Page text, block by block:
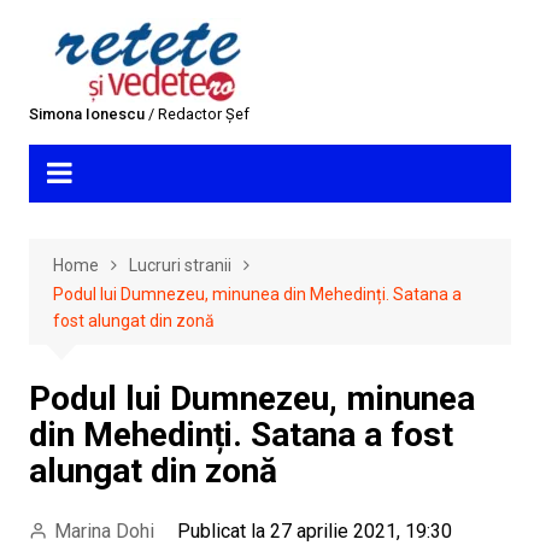
Simona Ionescu/ Redactor Șef
Home
Lucruri stranii
Podul lui Dumnezeu, minunea din Mehedinți. Satana a
fost alungat din zonă
Podul lui Dumnezeu, minunea
din Mehedinți. Satana a fost
alungat din zonă
Marina Dohi Publicat la 27 aprilie 2021, 19:30